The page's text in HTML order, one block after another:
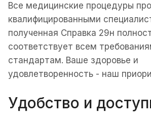
Все медицинские процедуры
квалифицированными
полученная Справка 29н
соответствует всем
стандартам. Ваше здоровье и
удовлетворенность - наш
Удобство и